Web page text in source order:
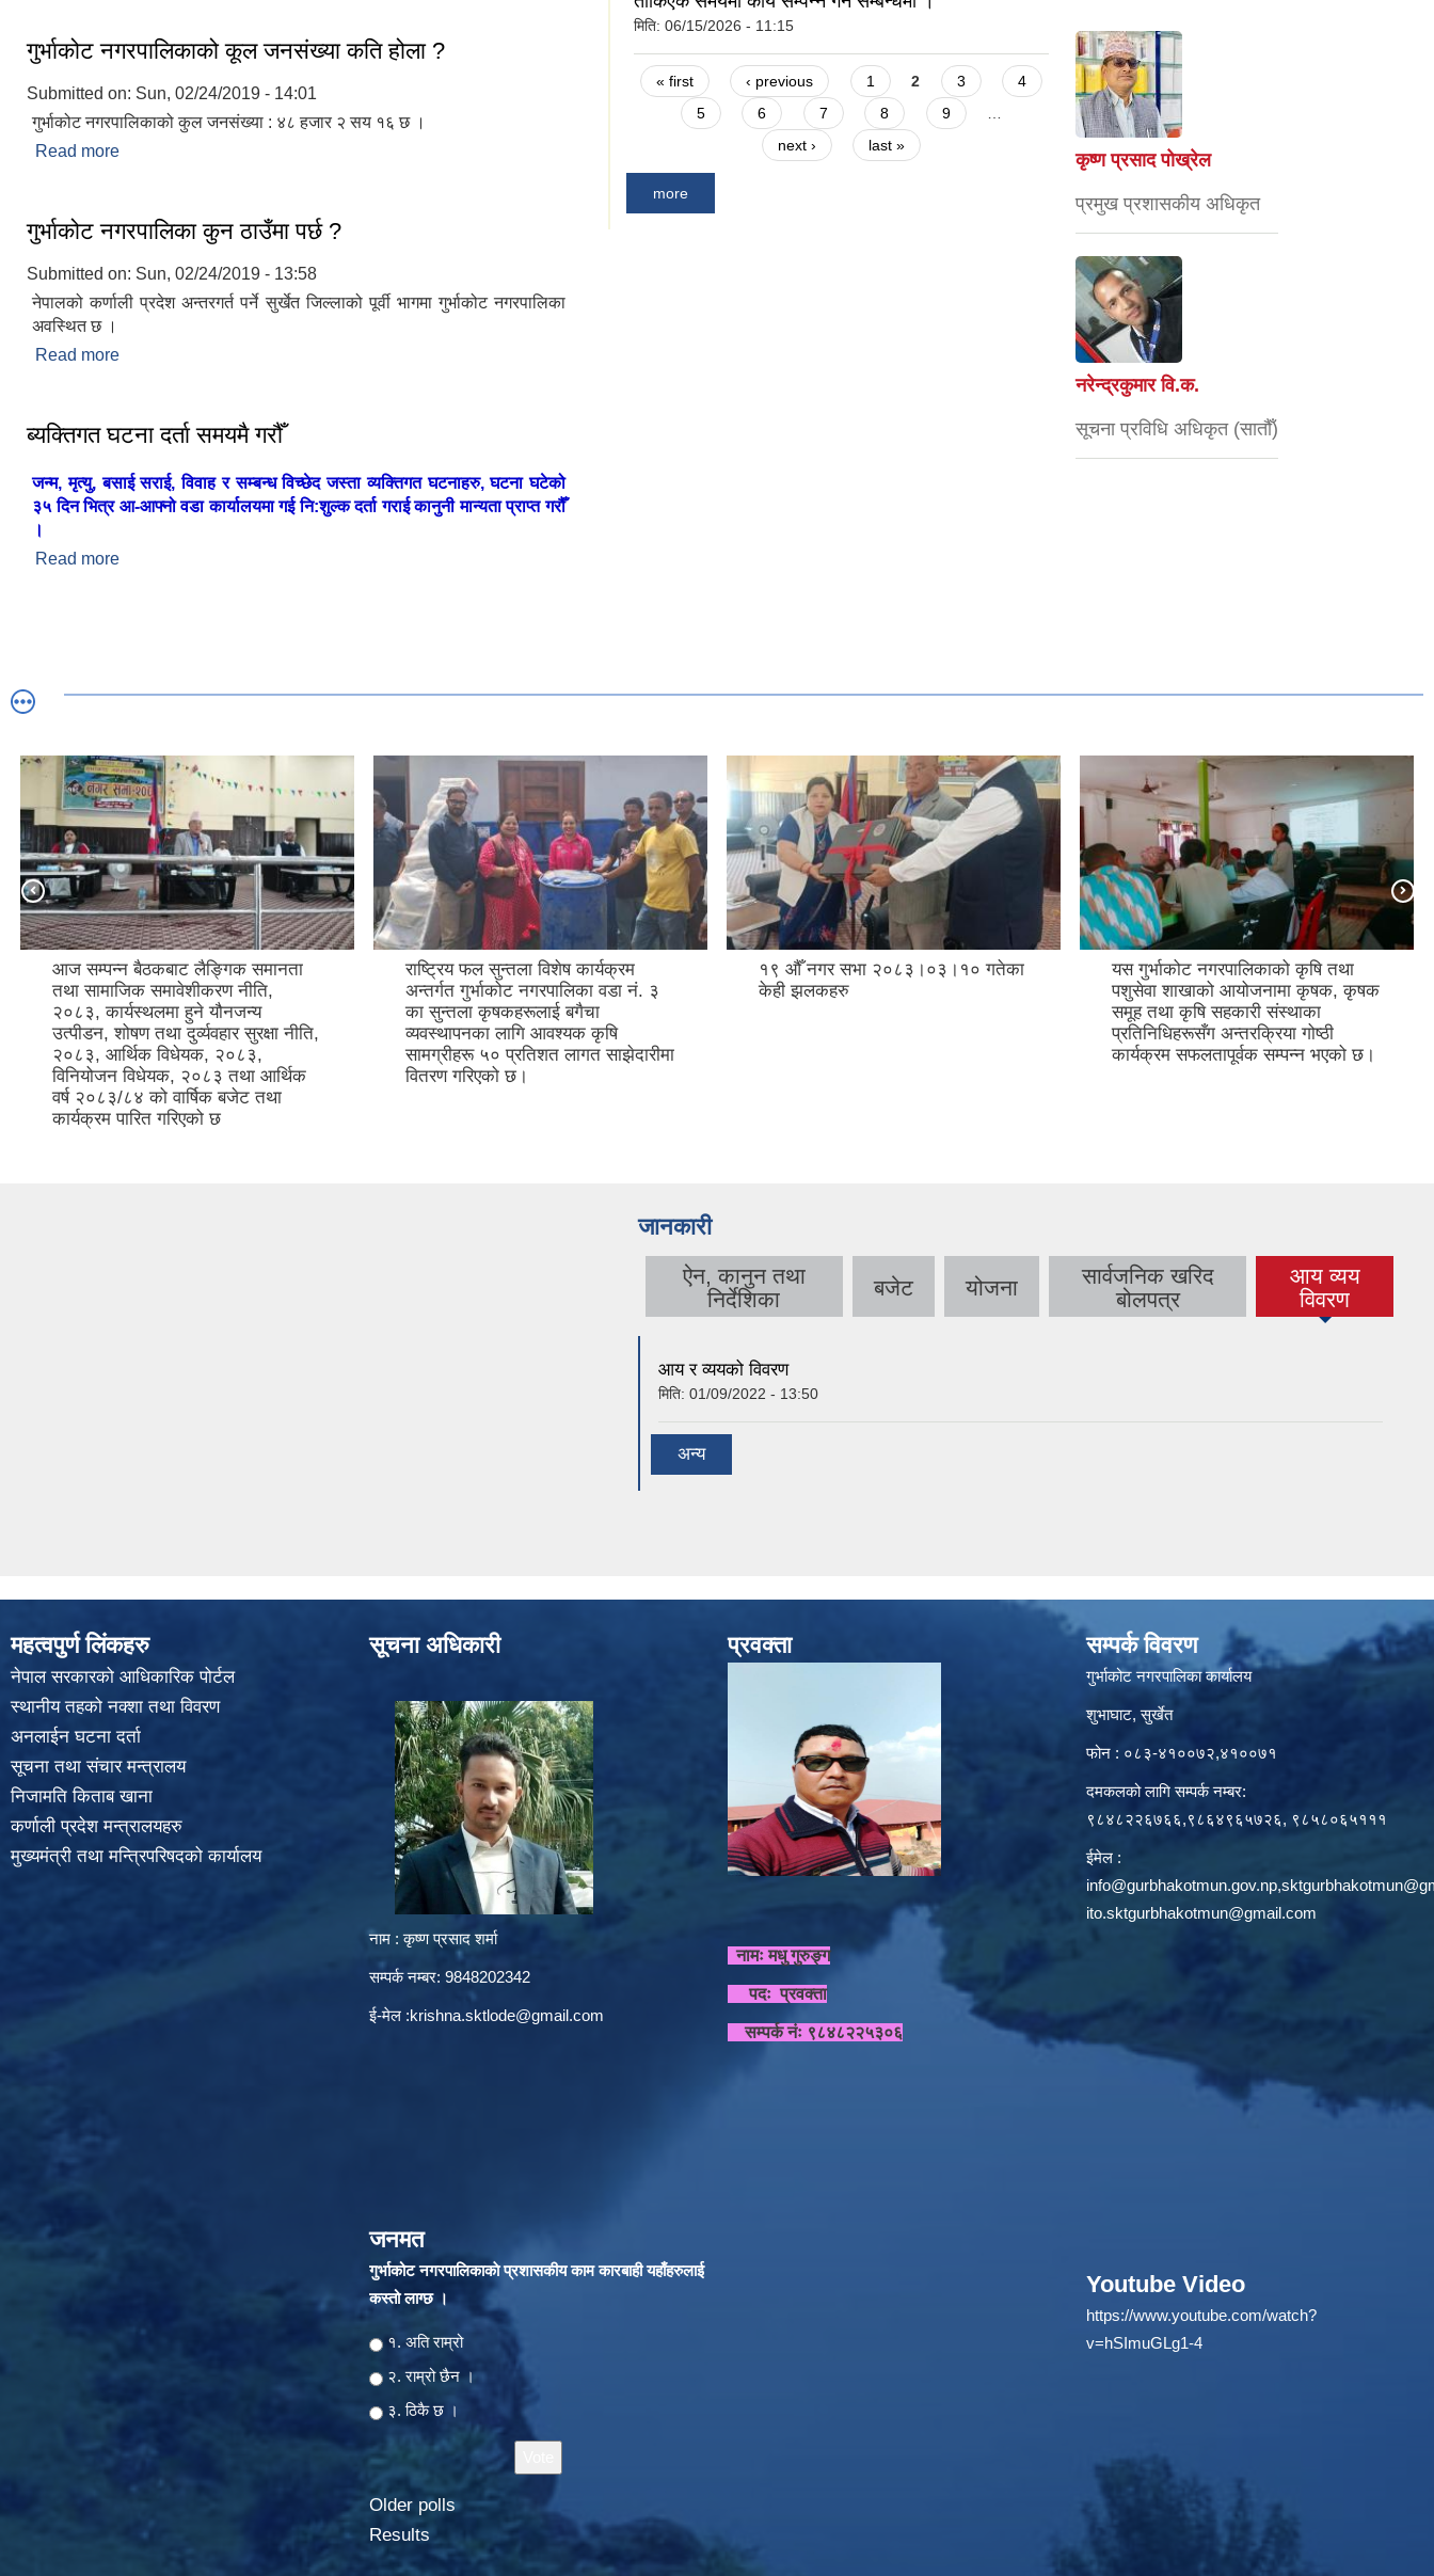
गुर्भाकोट नगरपालिकाको कूल जनसंख्या कति होला ?
Submitted on: Sun, 02/24/2019 - 14:01
गुर्भाकोट नगरपालिकाको कुल जनसंख्या : ४८ हजार २ सय १६ छ ।
Read more
गुर्भाकोट नगरपालिका कुन ठाउँमा पर्छ ?
Submitted on: Sun, 02/24/2019 - 13:58
नेपालको कर्णाली प्रदेश अन्तरगर्त पर्ने सुर्खेत जिल्लाको पूर्वी भागमा गुर्भाकोट नगरपालिका
अवस्थित छ ।
Read more
ब्यक्तिगत घटना दर्ता समयमै गरौँ
जन्म, मृत्यु, बसाई सराई, विवाह र सम्बन्ध विच्छेद जस्ता व्यक्तिगत घटनाहरु, घटना घटेको
३५ दिन भित्र आ-आफ्नो वडा कार्यालयमा गई नि:शुल्क दर्ता गराई कानुनी मान्यता प्राप्त गरौँ
।
Read more
मिति: 06/15/2026 - 11:15
Pages
« first ‹ previous 1 2 3
4
5
6 7 8 9
…
next ›
last »
more
कृष्ण प्रसाद पोख्रेल
प्रमुख प्रशासकीय अधिकृत
नरेन्द्रकुमार वि.क.
सूचना प्रविधि अधिकृत (सातौँ)
आज सम्पन्न बैठकबाट लैङ्गिक समानता
तथा सामाजिक समावेशीकरण नीति,
२०८३, कार्यस्थलमा हुने यौनजन्य
उत्पीडन, शोषण तथा दुर्व्यवहार सुरक्षा नीति,
२०८३, आर्थिक विधेयक, २०८३,
विनियोजन विधेयक, २०८३ तथा आर्थिक
वर्ष २०८३/८४ को वार्षिक बजेट तथा
कार्यक्रम पारित गरिएको छ
राष्ट्रिय फल सुन्तला विशेष कार्यक्रम
अन्तर्गत गुर्भाकोट नगरपालिका वडा नं. ३
का सुन्तला कृषकहरूलाई बगैचा
व्यवस्थापनका लागि आवश्यक कृषि
सामग्रीहरू ५० प्रतिशत लागत साझेदारीमा
वितरण गरिएको छ।
१९ ‍औँ नगर सभा २०८३।०३।१० गतेका
केही झलकहरु
यस गुर्भाकोट नगरपालिकाको कृषि तथा
पशुसेवा शाखाको आयोजनामा कृषक, कृषक
समूह तथा कृषि सहकारी संस्थाका
प्रतिनिधिहरूसँग अन्तरक्रिया गोष्ठी
कार्यक्रम सफलतापूर्वक सम्पन्न भएको छ।
जानकारी
ऐन, कानुन तथा
निर्देशिका
बजेट योजना
सार्वजनिक खरिद
बोलपत्र
आय व्यय
विवरण
(active tab)
आय र व्ययको विवरण
मिति: 01/09/2022 - 13:50
अन्य
महत्वपुर्ण लिंकहरु
नेपाल सरकारको आधिकारिक पोर्टल
स्थानीय तहको नक्शा तथा विवरण
अनलाईन घटना दर्ता
सूचना तथा संचार मन्त्रालय
निजामति किताब खाना
कर्णाली प्रदेश मन्त्रालयहरु
मुख्यमंत्री तथा मन्त्रिपरिषदको कार्यालय
सूचना अधिकारी
नाम : कृष्ण प्रसाद शर्मा
सम्पर्क नम्बर: 9848202342
ई-मेल :krishna.sktlode@gmail.com
जनमत
गुर्भाकोट नगरपालिकाकाे प्रशासकीय काम कारबाही यहाँहरुलाई
कस्तो लाग्छ ।
Choices
१. अति राम्रो
२‍‍. राम्रो छैन ।
३. ठिकै छ ।
Older polls
Results
प्रवक्ता
नामः मधु गुरुङ्ग
पदः प्रवक्ता
सम्पर्क नंः ९८४८२२५३०६
सम्पर्क विवरण
गुर्भाकोट नगरपालिका कार्यालय
शुभाघाट, सुर्खेत
फोन : ०८३-४१००७२,४१००७१
दमकलको लागि सम्पर्क नम्बर:
९८४८२२६७६६,९८६४९६५७२६, ९८५८०६५१११
ईमेल :
info@gurbhakotmun.gov.np,
ito.sktgurbhakotmun@gmail.com
Youtube Video
https://www.youtube.com/watch?
v=hSImuGLg1-4